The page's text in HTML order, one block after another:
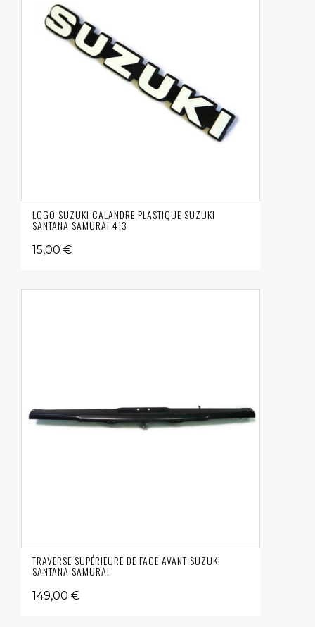
LOGO SUZUKI CALANDRE PLASTIQUE SUZUKI
SANTANA SAMURAI 413
15,00 €
TRAVERSE SUPÉRIEURE DE FACE AVANT SUZUKI
SANTANA SAMURAI
149,00 €